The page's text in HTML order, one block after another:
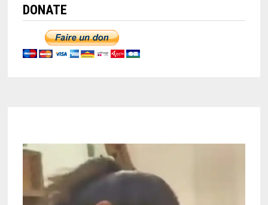
DONATE